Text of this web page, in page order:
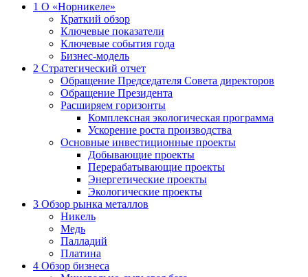
1 О «Норникеле»
Краткий обзор
Ключевые показатели
Ключевые события года
Бизнес-модель
2 Стратегический отчет
Обращение Председателя Совета директоров
Обращение Президента
Расширяем горизонты
Комплексная экологическая программа
Ускорение роста производства
Основные инвестиционные проекты
Добывающие проекты
Перерабатывающие проекты
Энергетические проекты
Экологические проекты
3 Обзор рынка металлов
Никель
Медь
Палладий
Платина
4 Обзор бизнеса